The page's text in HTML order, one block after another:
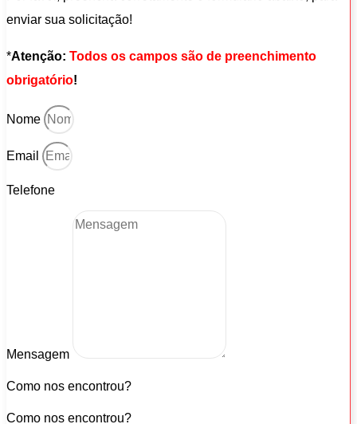
enviar sua solicitação!
*Atenção: Todos os campos são de preenchimento
obrigatório!
Nome
Email
Telefone
Mensagem
Como nos encontrou?
Como nos encontrou?